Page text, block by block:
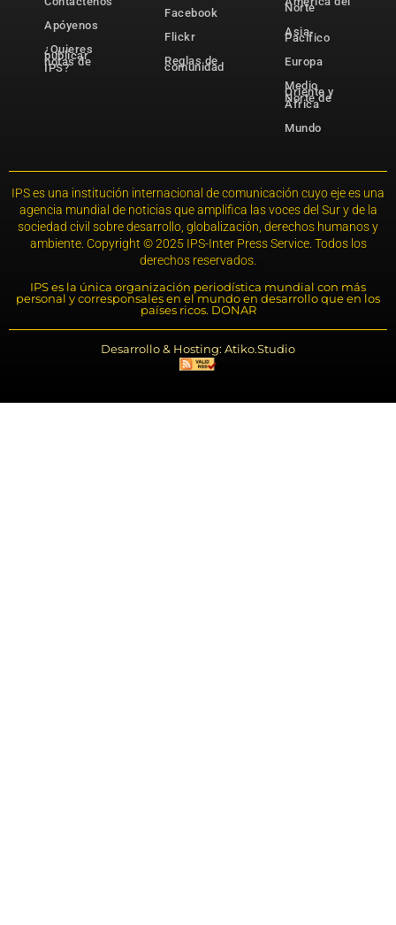
Apóyenos
¿Quieres
publicar
notas de
IPS?
Facebook
Flickr
Reglas de
comunidad
Norte
Asia-
Pacífico
Europa
Medio
Oriente y
Norte de
África
Mundo
IPS es una institución internacional de comunicación cuyo eje es una
agencia mundial de noticias que amplifica las voces del Sur y de la
sociedad civil sobre desarrollo, globalización, derechos humanos y
ambiente. Copyright © 2025 IPS-Inter Press Service. Todos los
derechos reservados.
IPS es la única organización periodística mundial con más
personal y corresponsales en el mundo en desarrollo que en los
países ricos. DONAR
Desarrollo & Hosting: Atiko.Studio